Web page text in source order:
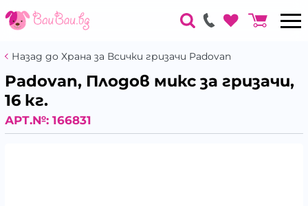
Назад до Храна за Всички гризачи Padovan
Padovan, Плодов микс за гризачи,
16 кг.
АРТ.№: 166831